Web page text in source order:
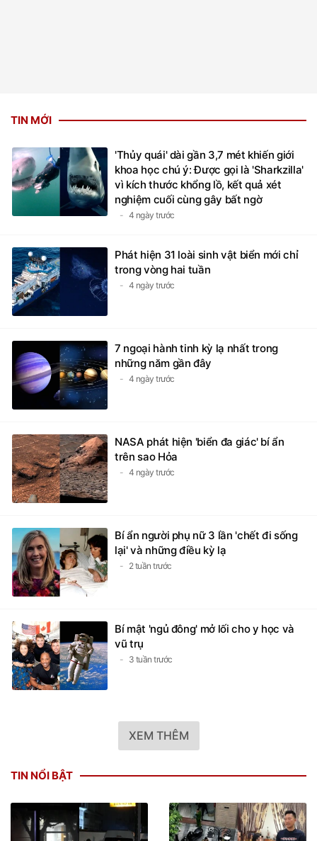
TIN MỚI
'Thủy quái' dài gần 3,7 mét khiến giới
khoa học chú ý: Được gọi là 'Sharkzilla'
vì kích thước khổng lồ, kết quả xét
nghiệm cuối cùng gây bất ngờ
4 ngày trước
Phát hiện 31 loài sinh vật biển mới chỉ
trong vòng hai tuần
4 ngày trước
7 ngoại hành tinh kỳ lạ nhất trong
những năm gần đây
4 ngày trước
NASA phát hiện 'biển đa giác' bí ẩn
trên sao Hỏa
4 ngày trước
Bí ẩn người phụ nữ 3 lần 'chết đi sống
lại' và những điều kỳ lạ
2 tuần trước
Bí mật 'ngủ đông' mở lối cho y học và
vũ trụ
3 tuần trước
XEM THÊM
TIN NỔI BẬT